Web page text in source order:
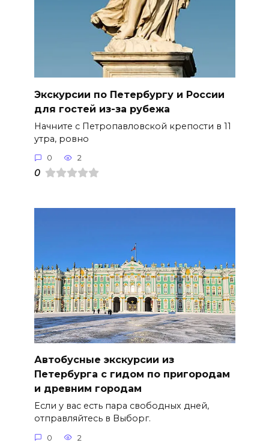
Экскурсии по Петербургу и России
для гостей из-за рубежа
Начните с Петропавловской крепости в 11
утра, ровно
0 2
0
Автобусные экскурсии из
Петербурга с гидом по пригородам
и древним городам
Если у вас есть пара свободных дней,
отправляйтесь в Выборг.
0 2